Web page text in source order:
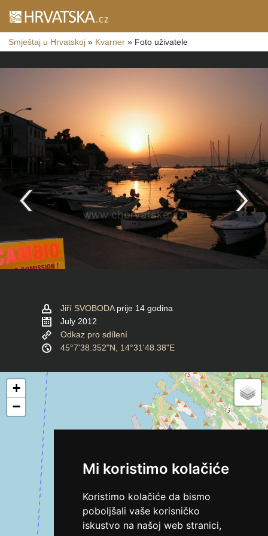
Mi koristimo kolačiće
Koristimo kolačiće da bismo
poboljšali vaše korisničko
iskustvo na našoj web stranici,
Smještaj u Hrvatskoj » Kvarner » Foto uživatele
Jiří SVOBODA prije 14 godina
July 2012
Odkaz pro sdílení
45°7'38.352"N, 14°31'48.38"E
+
−